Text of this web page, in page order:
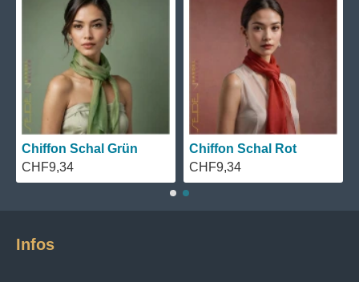
Chiffon Schal Grün
CHF9,34
Chiffon Schal Rot
CHF9,34
Infos